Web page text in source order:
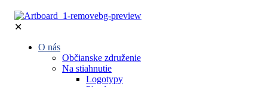
✕
O nás
Občianske združenie
Na stiahnutie
Logotypy